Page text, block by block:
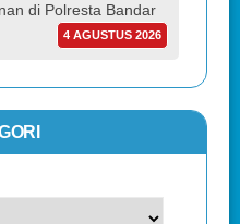
di Polresta Bandar
4 AGUSTUS 2026